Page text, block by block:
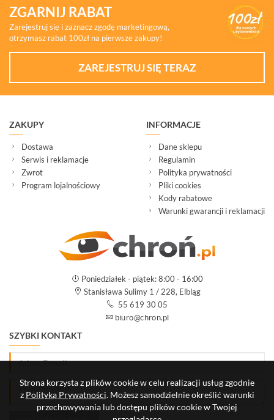
ZGARNIJ RABAT
Zarejestruj się i zaznacz zgodę marketingową,
otrzymasz rabat 100zł na pierwsze zakupy!
ZAREJESTRUJ SIĘ TERAZ
ZAKUPY
Dostawa
Serwis i reklamacje
Zwrot
Program lojalnościowy
INFORMACJE
Dane sklepu
Regulamin
Polityka prywatności
Pliki cookies
Kody rabatowe
Warunki gwarancji i reklamacji
Poniedziałek - piątek: 8:00 - 16:00
Stanisława Sulimy 1 / 228, Elbląg
55 619 30 05
SZYBKI KONTAKT
Strona korzysta z plików cookie w celu realizacji usług zgodnie
z Polityką Prywatności. Możesz samodzielnie określić warunki
przechowywania lub dostępu plików cookie w Twojej